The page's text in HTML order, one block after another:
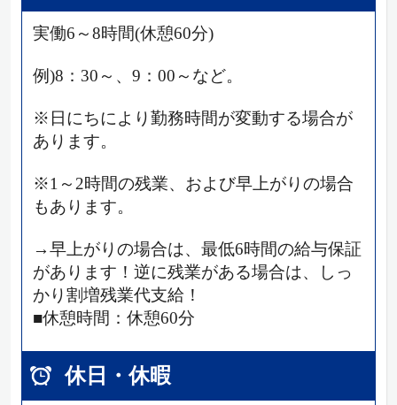
実働6～8時間(休憩60分)
例)8：30～、9：00～など。
※日にちにより勤務時間が変動する場合が
あります。
※1～2時間の残業、および早上がりの場合
もあります。
→早上がりの場合は、最低6時間の給与保証
があります！逆に残業がある場合は、しっ
かり割増残業代支給！
■休憩時間：休憩60分
休日・休暇